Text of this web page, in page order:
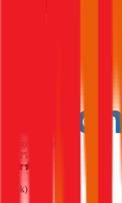
Ausgezeichnet
1,8k)